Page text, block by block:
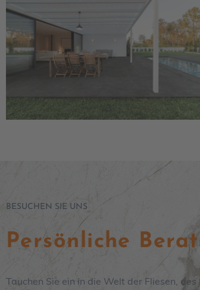
BESUCHEN SIE UNS
Persönliche
Tauchen Sie ein in die Welt der Fliesen,